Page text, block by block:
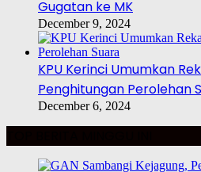
Gugatan ke MK
December 9, 2024
KPU Kerinci Umumkan
Penghitungan Perolehan
December 6, 2024